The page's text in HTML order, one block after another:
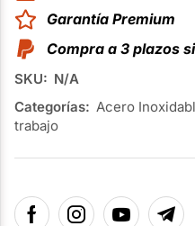
Garantía Premium
Compra a 3 plazos
SKU: N/A
Categorías: Acero
trabajo